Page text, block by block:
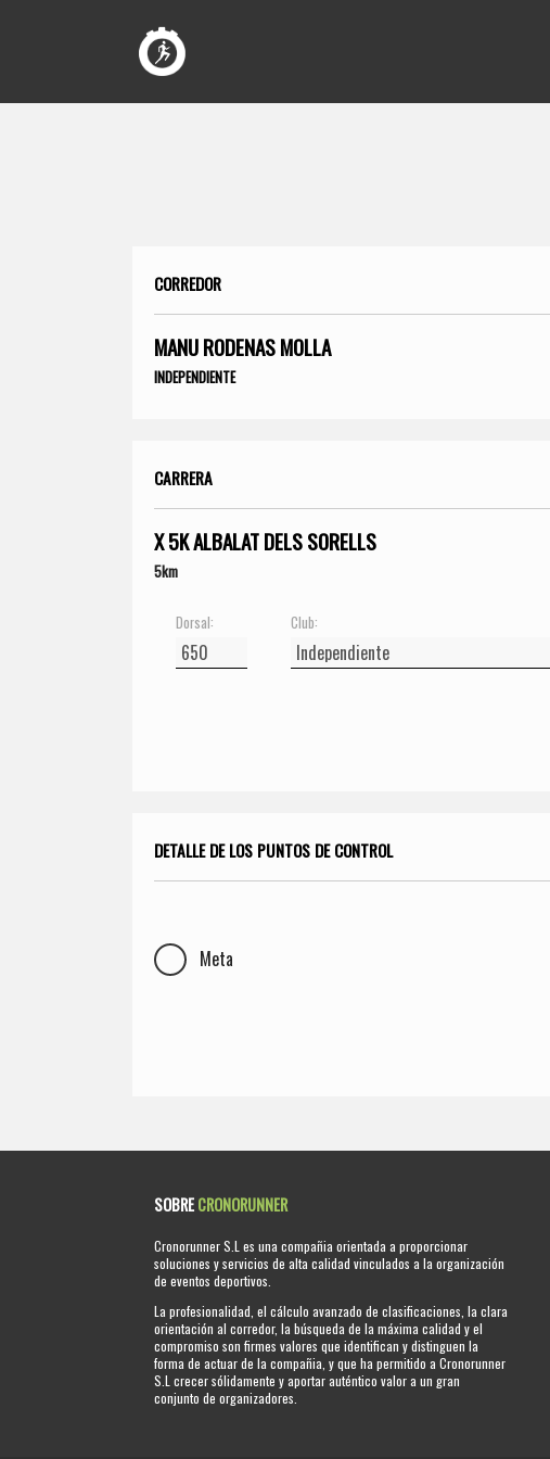
CORREDOR
MANU RODENAS MOLLA
INDEPENDIENTE
CARRERA
X 5K ALBALAT DELS SORELLS
5km
Dorsal: Club:
DETALLE DE LOS PUNTOS DE CONTROL
Meta
SOBRECRONORUNNER
Cronorunner S.L es una compañia orientada a proporcionar
soluciones y servicios de alta calidad vinculados a la organización
de eventos deportivos.
La profesionalidad, el cálculo avanzado de clasificaciones, la clara
orientación al corredor, la búsqueda de la máxima calidad y el
compromiso son firmes valores que identifican y distinguen la
forma de actuar de la compañia, y que ha permitido a Cronorunner
S.L crecer sólidamente y aportar auténtico valor a un gran
conjunto de organizadores.